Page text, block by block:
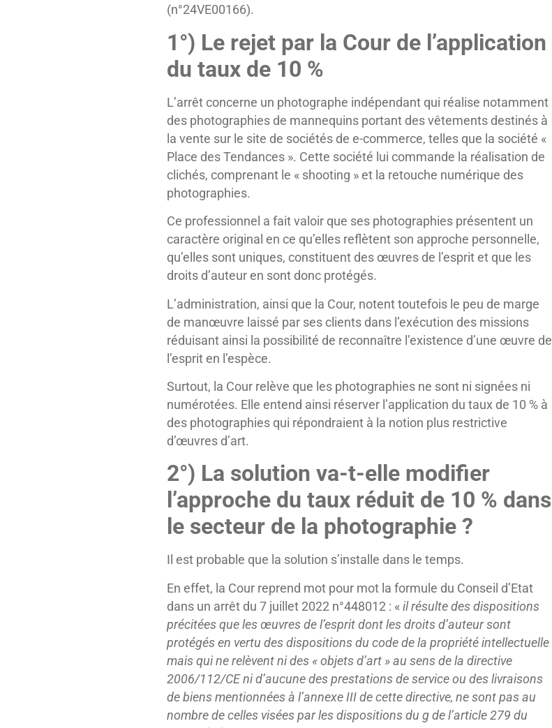
(n°24VE00166).
1°) Le rejet par la Cour de l’application
du taux de 10 %
L’arrêt concerne un photographe indépendant qui réalise notamment
des photographies de mannequins portant des vêtements destinés à
la vente sur le site de sociétés de e-commerce, telles que la société «
Place des Tendances ». Cette société lui commande la réalisation de
clichés, comprenant le « shooting » et la retouche numérique des
photographies.
Ce professionnel a fait valoir que ses photographies présentent un
caractère original en ce qu’elles reflètent son approche personnelle,
qu’elles sont uniques, constituent des œuvres de l’esprit et que les
droits d’auteur en sont donc protégés.
L’administration, ainsi que la Cour, notent toutefois le peu de marge
de manœuvre laissé par ses clients dans l’exécution des missions
réduisant ainsi la possibilité de reconnaître l’existence d’une œuvre de
l’esprit en l’espèce.
Surtout, la Cour relève que les photographies ne sont ni signées ni
numérotées. Elle entend ainsi réserver l’application du taux de 10 % à
des photographies qui répondraient à la notion plus restrictive
d’œuvres d’art.
2°) La solution va-t-elle modifier
l’approche du taux réduit de 10 % dans
le secteur de la photographie ?
Il est probable que la solution s’installe dans le temps.
En effet, la Cour reprend mot pour mot la formule du Conseil d’Etat
dans un arrêt du 7 juillet 2022 n°448012 : «il résulte des dispositions
précitées que les œuvres de l’esprit dont les droits d’auteur sont
protégés en vertu des dispositions du code de la propriété intellectuelle
mais qui ne relèvent ni des « objets d’art » au sens de la directive
2006/112/CE ni d’aucune des prestations de service ou des livraisons
de biens mentionnées à l’annexe III de cette directive, ne sont pas au
nombre de celles visées par les dispositions du g de l’article 279 du